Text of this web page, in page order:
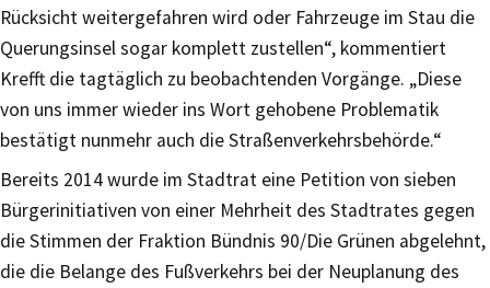
Rücksicht weitergefahren wird oder Fahrzeuge im Stau die
Querungsinsel sogar komplett zustellen“, kommentiert
Krefft die tagtäglich zu beobachtenden Vorgänge. „Diese
von uns immer wieder ins Wort gehobene Problematik
bestätigt nunmehr auch die Straßenverkehrsbehörde.“
Bereits 2014 wurde im Stadtrat eine Petition von sieben
Bürgerinitiativen von einer Mehrheit des Stadtrates gegen
die Stimmen der Fraktion Bündnis 90/Die Grünen abgelehnt,
die die Belange des Fußverkehrs bei der Neuplanung des